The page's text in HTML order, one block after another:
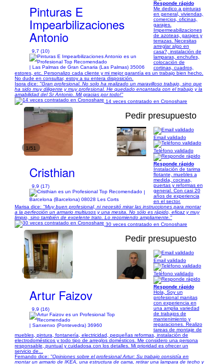
Pinturas E
Impearbilizaciones
Antonio
9,7 (10)
| Las Palmas de Gran Canaria (Las Palmas) 35006
Responde rápido
Me dedico a pinturas
en general, viviendas,
comercios, oficinas,
garajes.
Impermeabilizaciones
de azoteas, garajes y
terrazas. Necesitas
arreglar algo en
casa?, instalación de
lamparas, enchufes,
colocación de
cortinas, cuadros,
estores, etc. Personalizo cada cliente y mi mejor garantía es un trabajo bien hecho.
No dude en consultar, estoy a su entera disposición.
Isora dice: "Gran profesional. No solo ha realizado un maravilloso trabajo, sino que
ha sido muy diligente y muy profesional. He quedado encantada con el trabajo y la
amabilidad del Sr Antonio. Mil gracias por todo!"
14 veces contratado en Cronoshare
1/51
Pedir presupuesto
Cristhian
9,9 (17)
|
Barcelona (Barcelona) 08028 Les Corts
Email validado
Teléfono validado
Responde rápido
Instalación de tarima
flotante, muebles a
medida, cocinas,
puertas y reformas en
general. Con casi 20
años de experiencia
en el sector.
Marisa dice: "Muy buen profesional, ni necesitó mirar las instrucciones para montar
a la perfección un armario multiusos y una mesita. No sólo es rápido, eficaz y muy
limpio, sino también de excelente trato. Lo recomiendo ampliamente."
30 veces contratado en Cronoshare
1/53
Pedir presupuesto
Artur Faizov
9,9 (16)
| Sanxenxo (Pontevedra) 36960
Email validado
Teléfono validado
Responde rápido
Hola, Soy un
profesional manitas
con experiencia en
una amplia variedad
de trabajos de
mantenimiento y
reparaciones. Realizo
tareas de montaje de
muebles, pintura, fontanería, electricidad, pequeñas reformas, instalación de
electrodomésticos y todo tipo de arreglos domésticos. Me considero una persona
responsable, puntual y cuidadosa con los detalles. Mi prioridad es ofrecer un
servicio de...
Fernando dice: "Opiniones sobre el profesional Artur: Su trabajo consistía en
montar un armario de IKEA, una estructura de cama, retirar una lampara de techo y